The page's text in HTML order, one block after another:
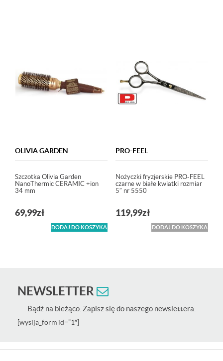
OLIVIA GARDEN
Szczotka Olivia Garden
NanoThermic CERAMIC +ion
34 mm
69,99zł
DODAJ DO KOSZYKA
PRO-FEEL
Nożyczki fryzjerskie PRO-FEEL
czarne w białe kwiatki rozmiar
5″ nr 5550
119,99zł
DODAJ DO KOSZYKA
NEWSLETTER
Bądź na bieżąco. Zapisz się do naszego newslettera.
[wysija_form id=”1″]